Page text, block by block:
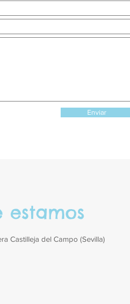
Enviar
estamos
Castilleja del Campo (Sevilla)